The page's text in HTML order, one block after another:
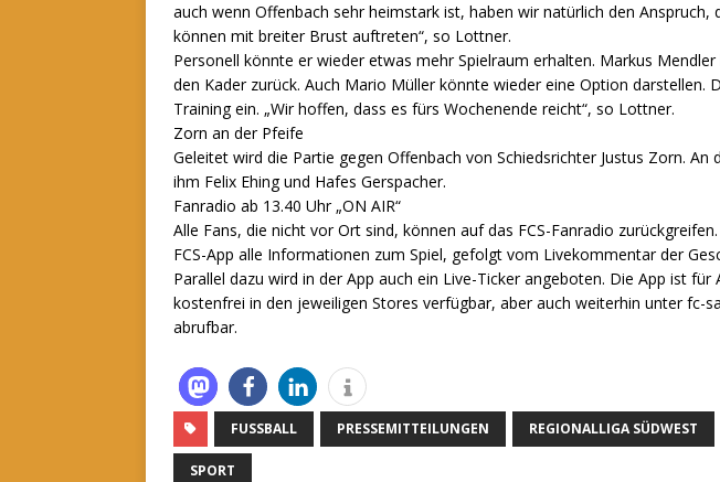
auch wenn Offenbach sehr heimstark ist, haben wir natürlich den Anspruch,
können mit breiter Brust auftreten“, so Lottner.
Personell könnte er wieder etwas mehr Spielraum erhalten. Markus
den Kader zurück. Auch Mario Müller könnte wieder eine Option darstellen.
Training ein. „Wir hoffen, dass es fürs Wochenende reicht“, so Lottner.
Zorn an der Pfeife
Geleitet wird die Partie gegen Offenbach von Schiedsrichter Justus Zorn. An
ihm Felix Ehing und Hafes Gerspacher.
Fanradio ab 13.40 Uhr „ON AIR“
Alle Fans, die nicht vor Ort sind, können auf das FCS-Fanradio
FCS-App alle Informationen zum Spiel, gefolgt vom Livekommentar der
Parallel dazu wird in der App auch ein Live-Ticker angeboten. Die App ist für
kostenfrei in den jeweiligen Stores verfügbar, aber auch weiterhin unter fc-
abrufbar.
FUSSBALL PRESSEMITTEILUNGEN REGIONALLIGA SÜDWEST
SPORT